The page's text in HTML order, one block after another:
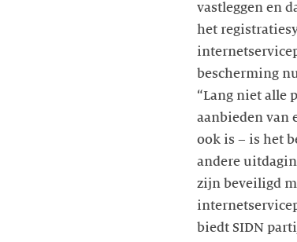
vastleggen en
het
bescherming
“Lang niet alle
aanbieden van
ook is – is het
andere
zijn beveiligd
biedt SIDN